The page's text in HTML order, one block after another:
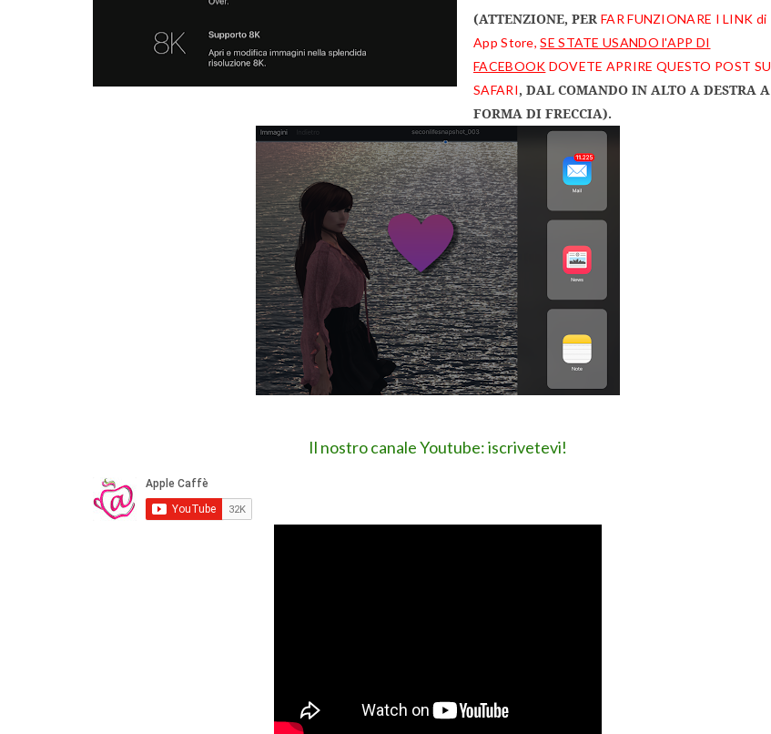
(ATTENZIONE, PER FAR FUNZIONARE I LINK di
App Store,SE STATE USANDO l'APP DI
FACEBOOK DOVETE APRIRE QUESTO POST SU
SAFARI, DAL COMANDO IN ALTO A DESTRA A
FORMA DI FRECCIA).
Il nostro canale Youtube: iscrivetevi!